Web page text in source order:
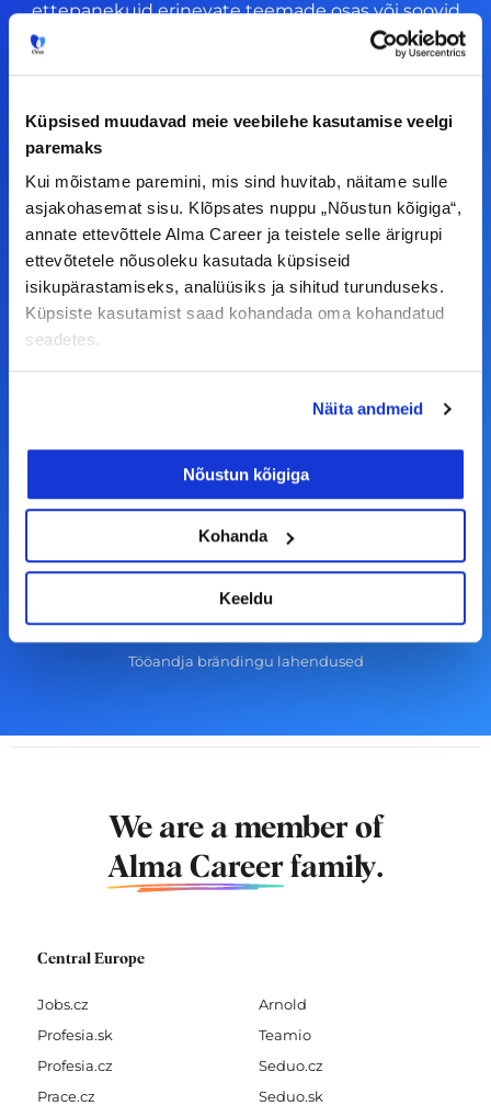
Küpsised muudavad meie veebilehe kasutamise veelgi
paremaks
Kui mõistame paremini, mis sind huvitab, näitame sulle
asjakohasemat sisu. Klõpsates nuppu „Nõustun kõigiga“,
annate ettevõttele Alma Career ja teistele selle ärigrupi
ettevõtetele nõusoleku kasutada küpsiseid
isikupärastamiseks, analüüsiks ja sihitud turunduseks.
Küpsiste kasutamist saad kohandada oma kohandatud
seadetes.
Näita andmeid
Nõustun kõigiga
Kohanda
Keeldu
ettepanekuid erinevate teemade osas või soovid
teha koostööd, siis võta meiega julgelt ühendust.
F
c
e
b
o
o
-
I
s
t
a
g
r
m
L
n
k
e
d
i
Y
u
t
u
b
e
© Alma Career Estonia OÜ
Tööotsijale
Kasutustingimused
Tööandjale
CV-Online värbamisteenused
Töökuulutamise võimalused
Tööandja brändingu lahendused
We are a member of
Alma Career family.
Central Europe
Jobs.cz
Profesia.sk
Profesia.cz
Prace.cz
Arnold
Teamio
Seduo.cz
Seduo.sk